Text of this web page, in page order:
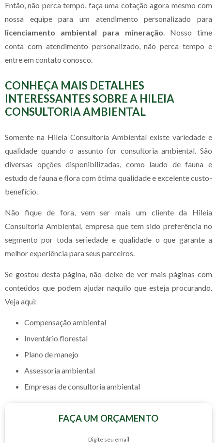
Então, não perca tempo, faça uma cotação agora mesmo com
nossa equipe para um atendimento personalizado para
licenciamento ambiental para mineração. Nosso time
conta com atendimento personalizado, não perca tempo e
entre em contato conosco.
CONHEÇA MAIS DETALHES
INTERESSANTES SOBRE A HILEIA
CONSULTORIA AMBIENTAL
Somente na Hileia Consultoria Ambiental existe variedade e
qualidade quando o assunto for consultoria ambiental. São
diversas opções disponibilizadas, como laudo de fauna e
estudo de fauna e flora com ótima qualidade e excelente custo-
benefício.
Não fique de fora, vem ser mais um cliente da Hileia
Consultoria Ambiental, empresa que tem sido preferência no
segmento por toda seriedade e qualidade o que garante a
melhor experiência para seus parceiros.
Se gostou desta página, não deixe de ver mais páginas com
conteúdos que podem ajudar naquilo que esteja procurando.
Veja aqui:
compensação ambiental
inventário florestal
plano de manejo
assessoria ambiental
empresas de consultoria ambiental
FAÇA UM ORÇAMENTO
Digite seu email